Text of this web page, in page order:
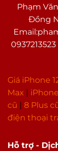
Hỗ trợ -
Phạm
Đồng
Giá iPhone
Max
i
cũ
8 Plus
điện thoại